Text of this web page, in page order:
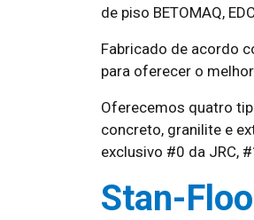
de piso BETOMAQ,
Fabricado de acordo
para oferecer o
Oferecemos quatro
concreto, granilite e
exclusivo #0 da JRC,
Stan-